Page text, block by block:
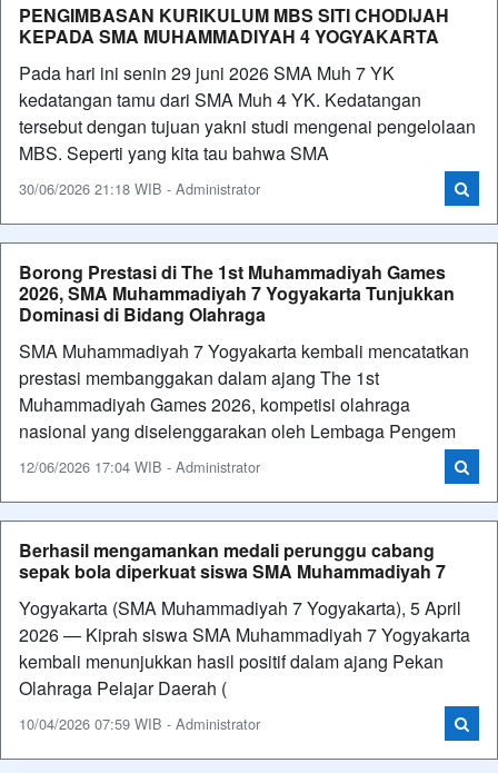
PENGIMBASAN KURIKULUM MBS SITI CHODIJAH
KEPADA SMA MUHAMMADIYAH 4 YOGYAKARTA
Pada hari ini senin 29 juni 2026 SMA Muh 7 YK
kedatangan tamu dari SMA Muh 4 YK. Kedatangan
tersebut dengan tujuan yakni studi mengenai pengelolaan
MBS. Seperti yang kita tau bahwa SMA
30/06/2026 21:18 WIB - Administrator
Borong Prestasi di The 1st Muhammadiyah Games
2026, SMA Muhammadiyah 7 Yogyakarta Tunjukkan
Dominasi di Bidang Olahraga
SMA Muhammadiyah 7 Yogyakarta kembali mencatatkan
prestasi membanggakan dalam ajang The 1st
Muhammadiyah Games 2026, kompetisi olahraga
nasional yang diselenggarakan oleh Lembaga Pengem
12/06/2026 17:04 WIB - Administrator
Berhasil mengamankan medali perunggu cabang
sepak bola diperkuat siswa SMA Muhammadiyah 7
Yogyakarta (SMA Muhammadiyah 7 Yogyakarta), 5 April
2026 — Kiprah siswa SMA Muhammadiyah 7 Yogyakarta
kembali menunjukkan hasil positif dalam ajang Pekan
Olahraga Pelajar Daerah (
10/04/2026 07:59 WIB - Administrator